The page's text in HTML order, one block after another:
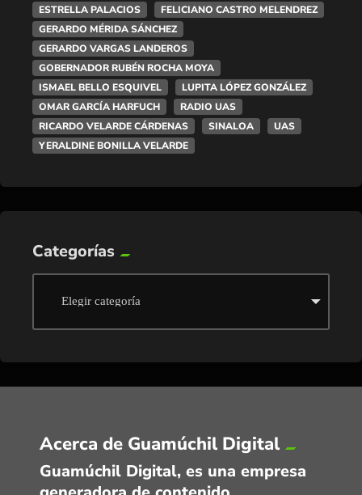
ESTRELLA PALACIOS
FELICIANO CASTRO MELENDREZ
GERARDO MÉRIDA SÁNCHEZ
GERARDO VARGAS LANDEROS
GOBERNADOR RUBÉN ROCHA MOYA
ISMAEL BELLO ESQUIVEL
LUPITA LÓPEZ GONZÁLEZ
OMAR GARCÍA HARFUCH
RADIO UAS
RICARDO VELARDE CÁRDENAS
SINALOA
UAS
YERALDINE BONILLA VELARDE
Categorías
Acerca de Guamúchil Digital
Guamúchil Digital, es una empresa